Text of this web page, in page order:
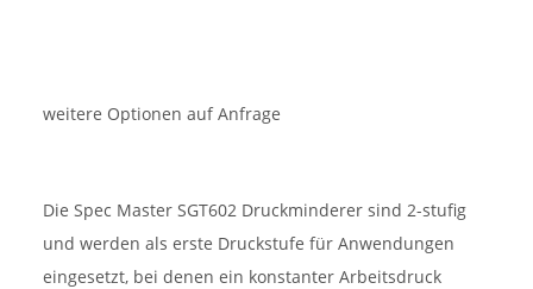
weitere Optionen auf Anfrage
Die Spec Master SGT602 Druckminderer sind 2-stufig
und werden als erste Druckstufe für Anwendungen
eingesetzt, bei denen ein konstanter Arbeitsdruck